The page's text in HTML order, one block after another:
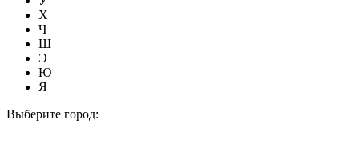
Х
Ч
Ш
Э
Ю
Я
Выберите город: